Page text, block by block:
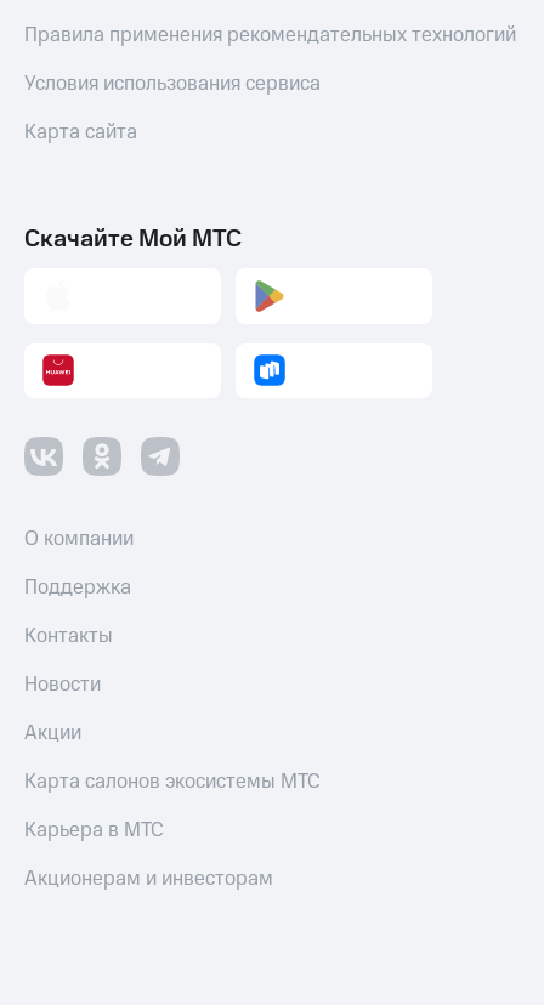
Правила применения рекомендательных технологий
Условия использования сервиса
Карта сайта
Скачайте Мой МТС
О компании
Поддержка
Контакты
Новости
Акции
Карта салонов экосистемы МТС
Карьера в МТС
Акционерам и инвесторам